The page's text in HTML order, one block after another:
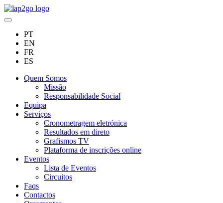
PT
EN
FR
ES
Quem Somos
Missão
Responsabilidade Social
Equipa
Serviços
Cronometragem eletrónica
Resultados em direto
Grafismos TV
Plataforma de inscrições online
Eventos
Lista de Eventos
Circuitos
Faqs
Contactos